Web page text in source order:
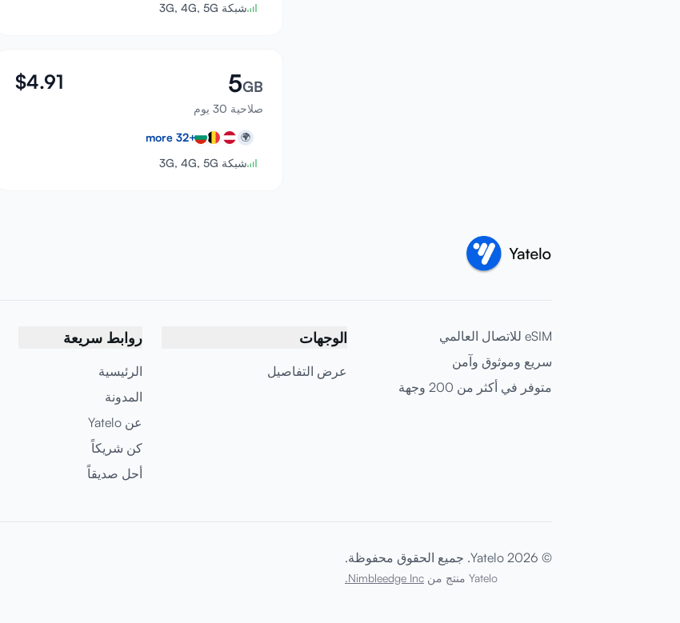
شبكة 3G, 4G, 5G
5GB
صلاحية 30 يوم
$4.91
🌍
+
32
شبكة 3G, 4G, 5G
eSIM للاتصال العالمي
سريع وموثوق وآمن
متوفر في أكثر من 200 وجهة
الوجهات
عرض التفاصيل
روابط سريعة
الرئيسية
المدونة
عن Yatelo
كن شريكاً
أحل صديقاً
© 2026 Yatelo. جميع الحقوق محفوظة.
Yatelo منتج من Nimbleedge Inc.